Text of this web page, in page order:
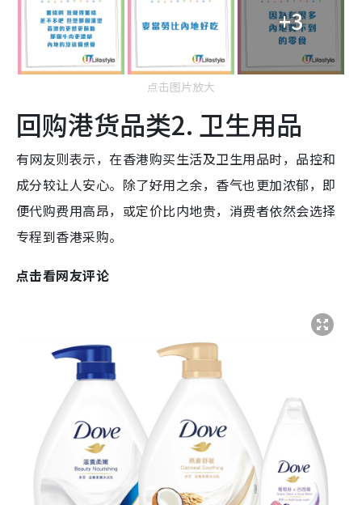
+3
点击图片放大
回购港货品类2. 卫生用品
有网友则表示，在香港购买生活及卫生用品时，品控和
成分较让人安心。除了好用之余，香气也更加浓郁，即
便代购费用高昂，或定价比内地贵，消费者依然会选择
专程到香港采购。
点击看网友评论